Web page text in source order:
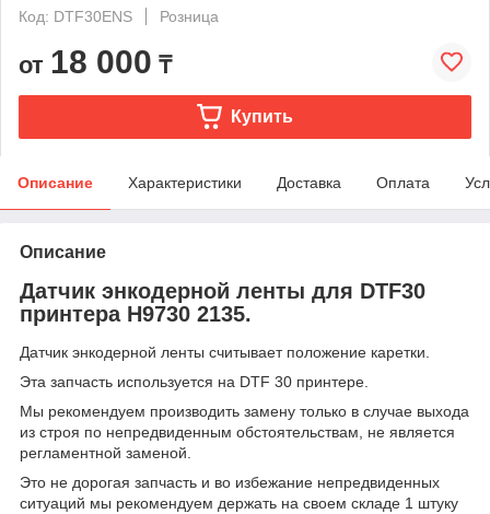
Код: DTF30ENS
Розница
от 18 000 ₸
Купить
Описание Характеристики Доставка Оплата
Описание
Датчик энкодерной ленты для DTF30
принтера H9730 2135.
Датчик энкодерной ленты считывает положение каретки.
Эта запчасть используется на DTF 30 принтере.
Мы рекомендуем производить замену только в случае выхода
из строя по непредвиденным обстоятельствам, не является
регламентной заменой.
Это не дорогая запчасть и во избежание непредвиденных
ситуаций мы рекомендуем держать на своем складе 1 штуку